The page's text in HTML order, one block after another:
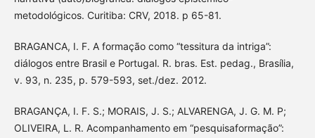
metodológicos. Curitiba: CRV, 2018. p 65-81.
BRAGANCA, I. F. A formação como “tessitura da intriga”:
diálogos entre Brasil e Portugal. R. bras. Est. pedag., Brasília,
v. 93, n. 235, p. 579-593, set./dez. 2012.
BRAGANÇA, I. F. S.; MORAIS, J. S.; ALVARENGA, J. G. M. P;
OLIVEIRA, L. R. Acompanhamento em “pesquisaformação”: